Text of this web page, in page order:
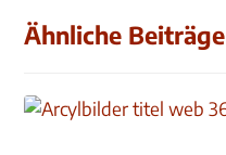
Ähnliche Beiträge